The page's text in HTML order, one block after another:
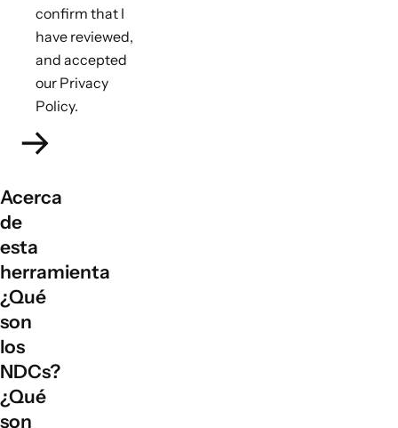
confirm that I
have reviewed,
and accepted
our Privacy
Policy.
Acerca
de
esta
herramienta
¿Qué
son
los
NDCs?
¿Qué
son